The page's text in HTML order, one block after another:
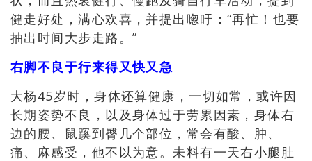
健走好处，满心欢喜，并提出唿吁：“再忙！也要
抽出时间大步走路。”
右脚不良于行来得又快又急
大杨45岁时，身体还算健康，一切如常，或许因
长期姿势不良，以及身体过于劳累因素，身体右
边的腰、鼠蹊到臀几个部位，常会有酸、肿、
痛、麻感受，他不以为意。未料有一天右小腿肚